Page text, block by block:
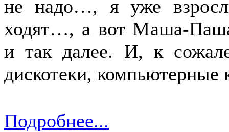
не надо…, я уже
ходят…, а вот Маша-
и так далее. И, к
дискотеки,
Подробнее...